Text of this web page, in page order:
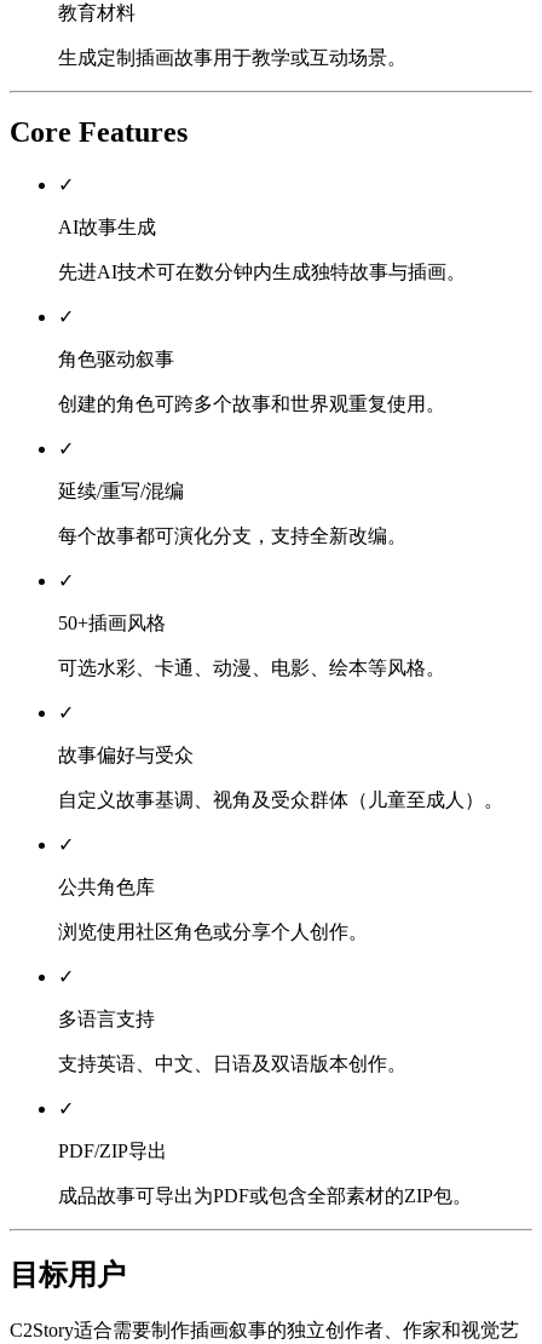
教育材料
生成定制插画故事用于教学或互动场景。
Core Features
✓
AI故事生成
先进AI技术可在数分钟内生成独特故事与插画。
✓
角色驱动叙事
创建的角色可跨多个故事和世界观重复使用。
✓
延续/重写/混编
每个故事都可演化分支，支持全新改编。
✓
50+插画风格
可选水彩、卡通、动漫、电影、绘本等风格。
✓
故事偏好与受众
自定义故事基调、视角及受众群体（儿童至成人）。
✓
公共角色库
浏览使用社区角色或分享个人创作。
✓
多语言支持
支持英语、中文、日语及双语版本创作。
✓
PDF/ZIP导出
成品故事可导出为PDF或包含全部素材的ZIP包。
目标用户
C2Story适合需要制作插画叙事的独立创作者、作家和视觉艺